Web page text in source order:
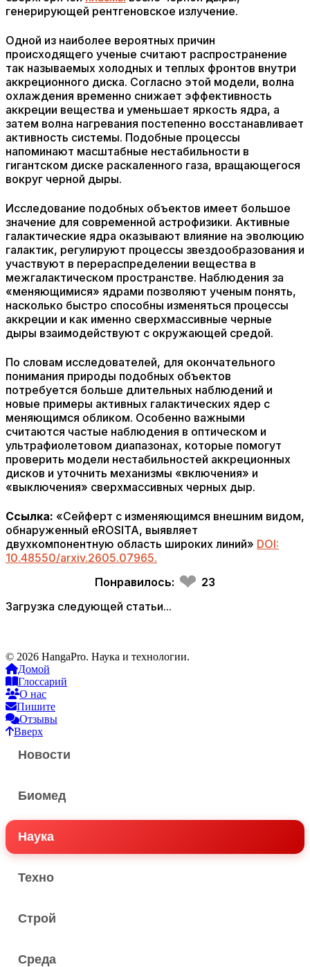
генерирующей рентгеновское излучение.
Одной из наиболее вероятных причин
происходящего ученые считают распространение
так называемых холодных и теплых фронтов внутри
аккреционного диска. Согласно этой модели, волна
охлаждения временно снижает эффективность
аккреции вещества и уменьшает яркость ядра, а
затем волна нагревания постепенно восстанавливает
активность системы. Подобные процессы
напоминают масштабные нестабильности в
гигантском диске раскаленного газа, вращающегося
вокруг черной дыры.
Исследование подобных объектов имеет большое
значение для современной астрофизики. Активные
галактические ядра оказывают влияние на эволюцию
галактик, регулируют процессы звездообразования и
участвуют в перераспределении вещества в
межгалактическом пространстве. Наблюдения за
«меняющимися» ядрами позволяют ученым понять,
насколько быстро способны изменяться процессы
аккреции и как именно сверхмассивные черные
дыры взаимодействуют с окружающей средой.
По словам исследователей, для окончательного
понимания природы подобных объектов
потребуется больше длительных наблюдений и
новые примеры активных галактических ядер с
меняющимся обликом. Особенно важными
считаются частые наблюдения в оптическом и
ультрафиолетовом диапазонах, которые помогут
проверить модели нестабильностей аккреционных
дисков и уточнить механизмы «включения» и
«выключения» сверхмассивных черных дыр.
Ссылка: «Сейферт с изменяющимся внешним видом,
обнаруженный eROSITA, выявляет
двухкомпонентную область широких линий» DOI:
10.48550/arxiv.2605.07965.
Понравилось: ❤ 23
Загрузка следующей статьи...
© 2026 HangaPro. Наука и технологии.
Домой
Глоссарий
О нас
Пишите
Отзывы
Вверх
Новости
Биомед
Наука
Техно
Строй
Среда